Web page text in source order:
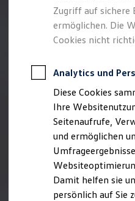
Versicherungen
Kfz-
Garantien
Professional
Behörden
Direktkunden
Anpfiff zum Gewinn
Elektromobilität
Elektroautos
ID. Tutorials
ID. EVERY1
Reichweite
Zugriff auf sichere
ermöglichen. Die
Cookies nicht
Analytics und
Diese Cookies
Ihre
Seitenaufrufe,
und ermöglichen
Damit helfen sie
persönlich auf Sie